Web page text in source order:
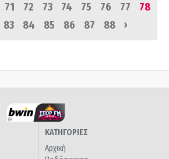
71 72 73 74 75 76 77
78
83 84 85 86 87 88 ›
ΚΑΤΗΓΟΡΙΕΣ
Αρχική